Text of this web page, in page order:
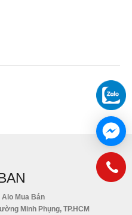
Alo Mua Bán
Minh Phụng, TP.HCM